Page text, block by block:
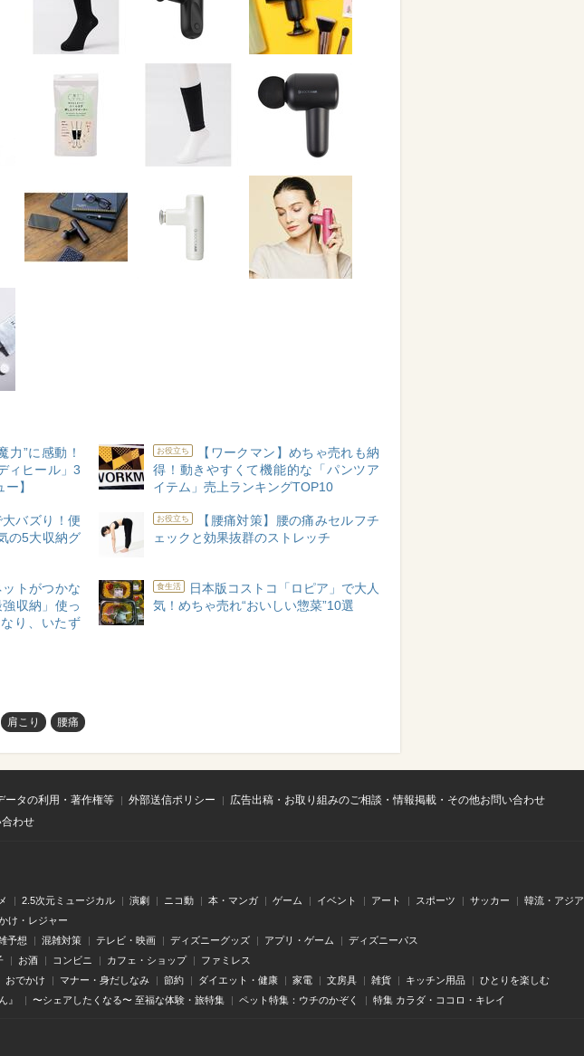
力”に感動！
ィヒール」3
】
お役立ち
【ワークマン】めちゃ売れも納
得！動きやすくて機能的な「パンツア
イテム」売上ランキングTOP10
大バズり！便
の5大収納グ
お役立ち
【腰痛対策】腰の痛みセルフチ
ェックと効果抜群のストレッチ
ットがつかな
収納」使っ
り、いたず
食生活
日本版コストコ「ロピア」で大人
気！めちゃ売れ“おいしい惣菜”10選
肩こり 腰痛
ータの利用・著作権等 外部送信ポリシー
広告出稿・お取り組みのご相談・情報掲載・その他お問い合わせ
わせ
2.5次元ミュージカル 演劇 ニコ動 本・マンガ ゲーム イベント アート スポーツ サッカー 韓流・アジア
け・レジャー
予想 混雑対策 テレビ・映画 ディズニーグッズ アプリ・ゲーム ディズニーパス
お酒 コンビニ カフェ・ショップ ファミレス
おでかけ マナー・身だしなみ 節約 ダイエット・健康 家電 文房具 雑貨 キッチン用品 ひとりを楽しむ
』 〜シェアしたくなる〜 至福な体験・旅特集 ペット特集：ウチのかぞく 特集 カラダ・ココロ・キレイ